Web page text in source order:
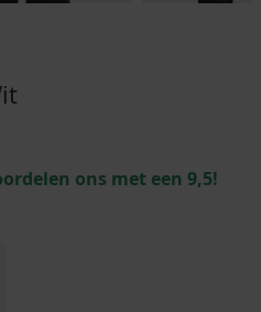
ons met een 9,5!